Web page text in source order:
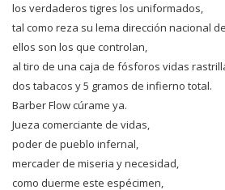
los verdaderos tigres los uniformados,
tal como reza su lema dirección nacional
ellos son los que controlan,
al tiro de una caja de fósforos vidas
dos tabacos y 5 gramos de infierno total.
Barber Flow cúrame ya.
Jueza comerciante de vidas,
poder de pueblo infernal,
mercader de miseria y necesidad,
como duerme este espécimen,